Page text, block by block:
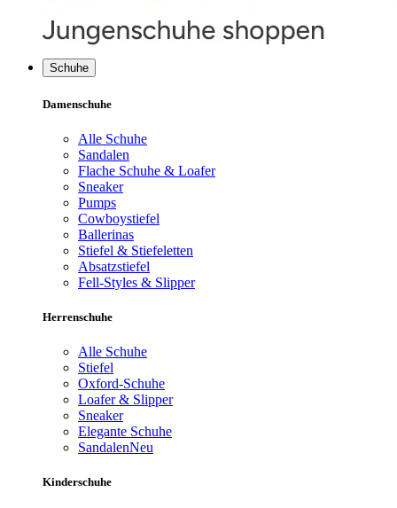
Schuhe
Damenschuhe
Alle Schuhe
Sandalen
Flache Schuhe & Loafer
Sneaker
Pumps
Cowboystiefel
Ballerinas
Stiefel & Stiefeletten
Absatzstiefel
Fell-Styles & Slipper
Herrenschuhe
Alle Schuhe
Stiefel
Oxford-Schuhe
Loafer & Slipper
Sneaker
Elegante Schuhe
SandalenNeu
Kinderschuhe